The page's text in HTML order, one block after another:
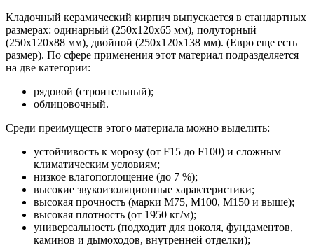
Кладочный керамический кирпич выпускается в стандартных
размерах: одинарный (250х120х65 мм), полуторный
(250х120х88 мм), двойной (250х120х138 мм). (Евро еще есть
размер). По сфере применения этот материал подразделяется
на две категории:
рядовой (строительный);
облицовочный.
Среди преимуществ этого материала можно выделить:
устойчивость к морозу (от F15 до F100) и сложным
климатическим условиям;
низкое влагопоглощение (до 7 %);
высокие звукоизоляционные характеристики;
высокая прочность (марки М75, М100, М150 и выше);
высокая плотность (от 1950 кг/м);
универсальность (подходит для цоколя, фундаментов,
каминов и дымоходов, внутренней отделки);